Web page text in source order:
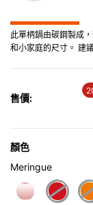
此單柄鍋由碳鋼製成
和小家庭的尺寸。 建
售價:
顏色
Meringue